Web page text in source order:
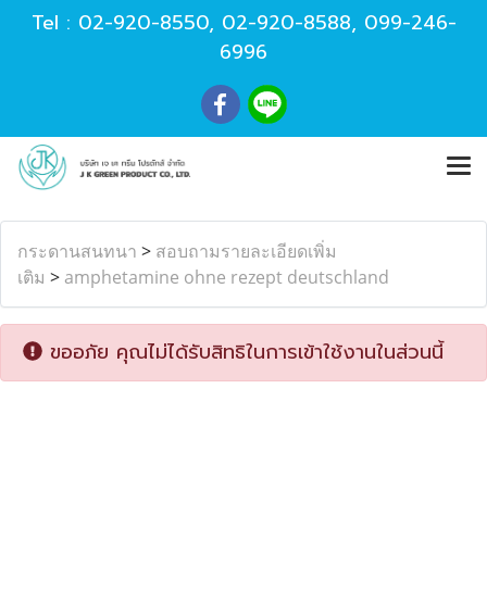
Tel : 02-920-8550, 02-920-8588, 099-246-
6996
กระดานสนทนา > สอบถามรายละเอียดเพิ่ม
เติม > amphetamine ohne rezept deutschland
ขออภัย คุณไม่ได้รับสิทธิในการเข้าใช้งานในส่วนนี้